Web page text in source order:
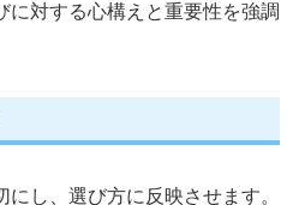
に対する心構えと重要性を強調
し、選び方に反映させます。